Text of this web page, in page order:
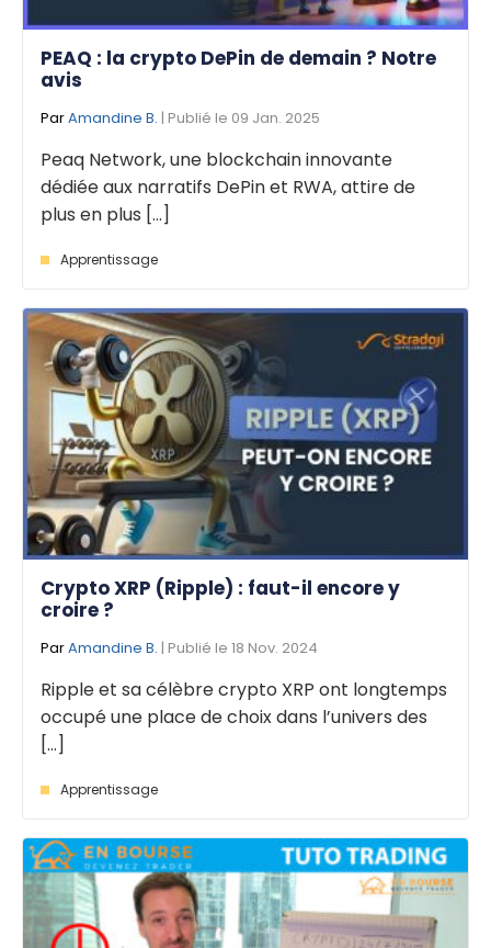
PEAQ : la crypto DePin de demain ? Notre
avis
ParAmandine B. | Publié le 09 Jan. 2025
Peaq Network, une blockchain innovante
dédiée aux narratifs DePin et RWA, attire de
plus en plus [...]
Apprentissage
Crypto XRP (Ripple) : faut-il encore y
croire ?
ParAmandine B. | Publié le 18 Nov. 2024
Ripple et sa célèbre crypto XRP ont longtemps
occupé une place de choix dans l’univers des
[...]
Apprentissage